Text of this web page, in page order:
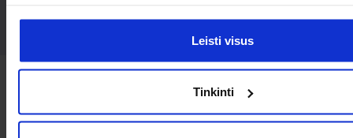
Leisti visus
Tinkinti